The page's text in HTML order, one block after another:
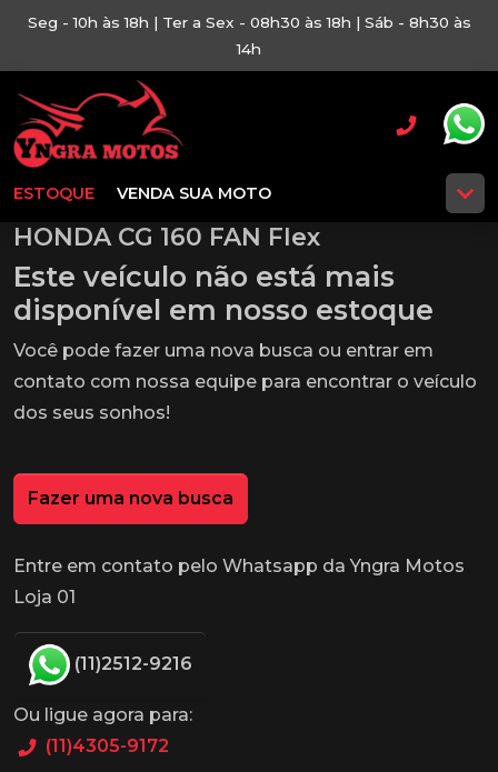
Seg - 10h às 18h | Ter a Sex - 08h30 às 18h | Sáb - 8h30 às
14h
ESTOQUE VENDA SUA MOTO
HONDA CG 160 FAN Flex
Este veículo não está mais
disponível em nosso estoque
Você pode fazer uma nova busca ou entrar em
contato com nossa equipe para encontrar o veículo
dos seus sonhos!
Fazer uma nova busca
Entre em contato pelo Whatsapp da Yngra Motos
Loja 01
(11)2512-9216
Ou ligue agora para:
(11)4305-9172